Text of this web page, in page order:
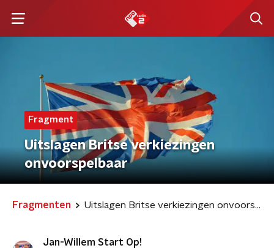
Fragment
Uitslagen Britse verkiezingen
onvoorspelbaar
Fragmenten Uitslagen Britse verkiezingen onvoorspelbaar
Jan-Willem Start Op!